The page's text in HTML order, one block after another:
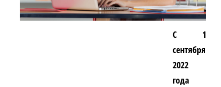
С 1
сентября
2022
года